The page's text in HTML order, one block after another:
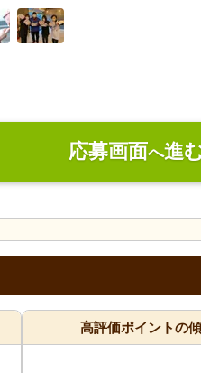
応募画面へ進
高評価ポイントの